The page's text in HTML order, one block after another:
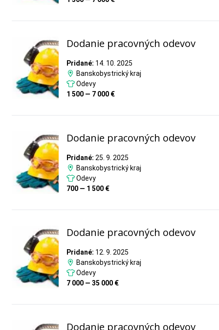
Dodanie pracovných odevov
Pridané: 14. 10. 2025
Banskobystrický kraj
Odevy
1 500 — 7 000 €
Dodanie pracovných odevov
Pridané: 25. 9. 2025
Banskobystrický kraj
Odevy
700 — 1 500 €
Dodanie pracovných odevov
Pridané: 12. 9. 2025
Banskobystrický kraj
Odevy
7 000 — 35 000 €
Dodanie pracovných odevov